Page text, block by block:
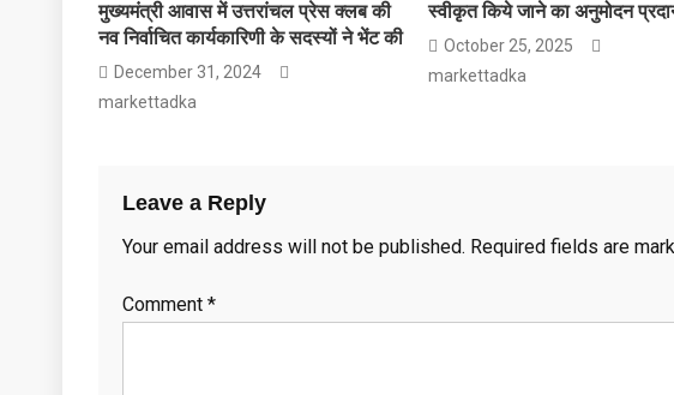
मुख्यमंत्री आवास में उत्तरांचल प्रेस क्लब की
नव निर्वाचित कार्यकारिणी के सदस्यों ने भेंट की
December 31, 2024
markettadka
स्वीकृत किये जाने का अनुमोदन
October 25, 2025
markettadka
Leave a Reply
Your email address will not be published. Required fields are
Comment *